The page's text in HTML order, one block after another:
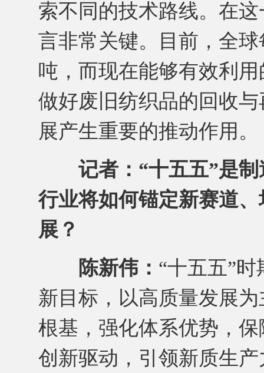
索不同的技术路线。在
言非常关键。目前，全
吨，而现在能够有效利
做好废旧纺织品的回收
展产生重要的推动作用。
记者：“十五五”是
行业将如何锚定新赛道
展？
陈新伟： “十五五”
新目标，以高质量发展
根基，强化体系优势，
创新驱动，引领新质生